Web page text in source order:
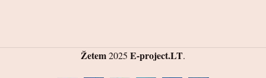
Žetem2025 E-project.LT.